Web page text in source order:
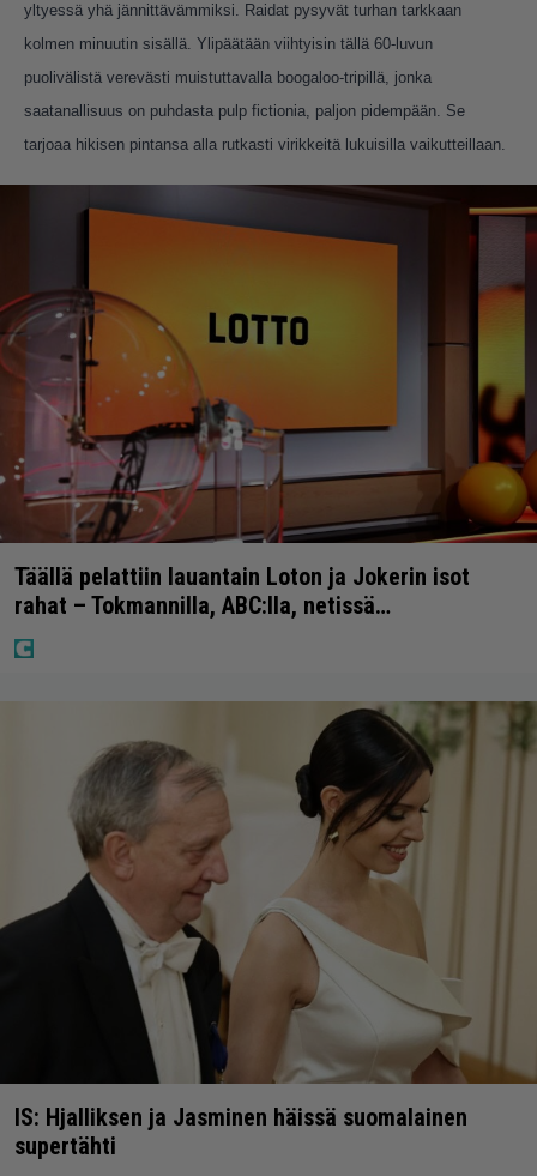
yltyessä yhä jännittävämmiksi. Raidat pysyvät turhan tarkkaan
kolmen minuutin sisällä. Ylipäätään viihtyisin tällä 60-luvun
puolivälistä verevästi muistuttavalla boogaloo-tripillä, jonka
saatanallisuus on puhdasta pulp fictionia, paljon pidempään. Se
tarjoaa hikisen pintansa alla rutkasti virikkeitä lukuisilla vaikutteillaan.
Täällä pelattiin lauantain Loton ja Jokerin isot
rahat – Tokmannilla, ABC:lla, netissä…
IS: Hjalliksen ja Jasminen häissä suomalainen
supertähti